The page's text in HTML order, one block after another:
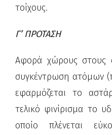
τοίχους.
Γ’ ΠΡΟΤΑΣΗ
Αφορά χώρους στους
συγκέντρωση ατόμων
εφαρμόζεται το
τελικό φινίρισμα το
οποίο πλένεται